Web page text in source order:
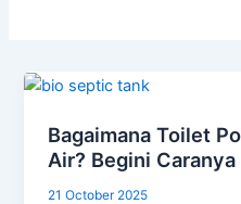
Bagaimana Toilet
Air? Begini Caranya
21 October 2025